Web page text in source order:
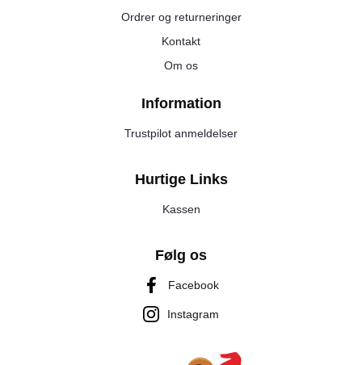
Ordrer og returneringer
Kontakt
Om os
Information
Trustpilot anmeldelser
Hurtige Links
Kassen
Følg os
Facebook
Instagram